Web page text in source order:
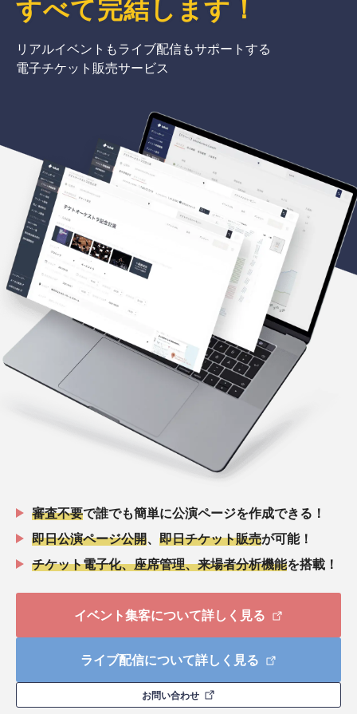
すべて完結 します ！
リアルイベントもライブ配信もサポートする
電子チケット販売サービス
審査不要で誰でも簡単に公演ページを作成できる！
即日公演ページ公開
即日チケット販売が可能！
チケット電子化、座席管理、来場者分析機能を搭載！
イベント集客について詳しく見る
ライブ配信について詳しく見る
お問い合わせ